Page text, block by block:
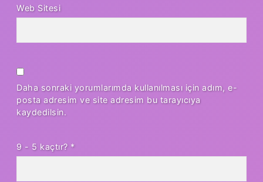
Web Sitesi
Daha sonraki yorumlarımda kullanılması için adım, e-
posta adresim ve site adresim bu tarayıcıya
kaydedilsin.
9 - 5 kaçtır? *